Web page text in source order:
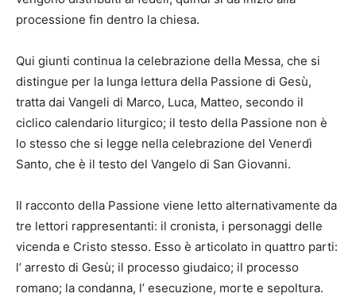
processione fin dentro la chiesa.
Qui giunti continua la celebrazione della Messa, che si
distingue per la lunga lettura della Passione di Gesù,
tratta dai Vangeli di Marco, Luca, Matteo, secondo il
ciclico calendario liturgico; il testo della Passione non è
lo stesso che si legge nella celebrazione del Venerdì
Santo, che è il testo del Vangelo di San Giovanni.
Il racconto della Passione viene letto alternativamente da
tre lettori rappresentanti: il cronista, i personaggi delle
vicenda e Cristo stesso. Esso è articolato in quattro parti:
l’ arresto di Gesù; il processo giudaico; il processo
romano; la condanna, l’ esecuzione, morte e sepoltura.